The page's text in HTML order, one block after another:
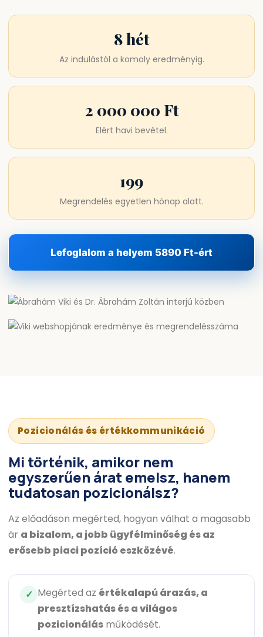
8 hét
Az indulástól a komoly eredményig.
2 000 000 Ft
Elért havi bevétel.
199
Megrendelés egyetlen hónap alatt.
Lefoglalom a helyem 5890 Ft-ért
Pozicionálás és értékkommunikáció
Mi történik, amikor nem
egyszerűen árat emelsz, hanem
tudatosan pozicionálsz?
Az előadáson megérted, hogyan válhat a magasabb
ár a bizalom, a jobb ügyfélminőség és az
erősebb piaci pozíció eszközévé.
✓ Megérted az értékalapú árazás, a
presztízshatás és a világos
pozicionálás működését.